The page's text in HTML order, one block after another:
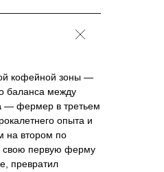
кофейной зоны —
баланса между
— фермер в третьем
опыта и
на втором по
свою первую ферму
превратил